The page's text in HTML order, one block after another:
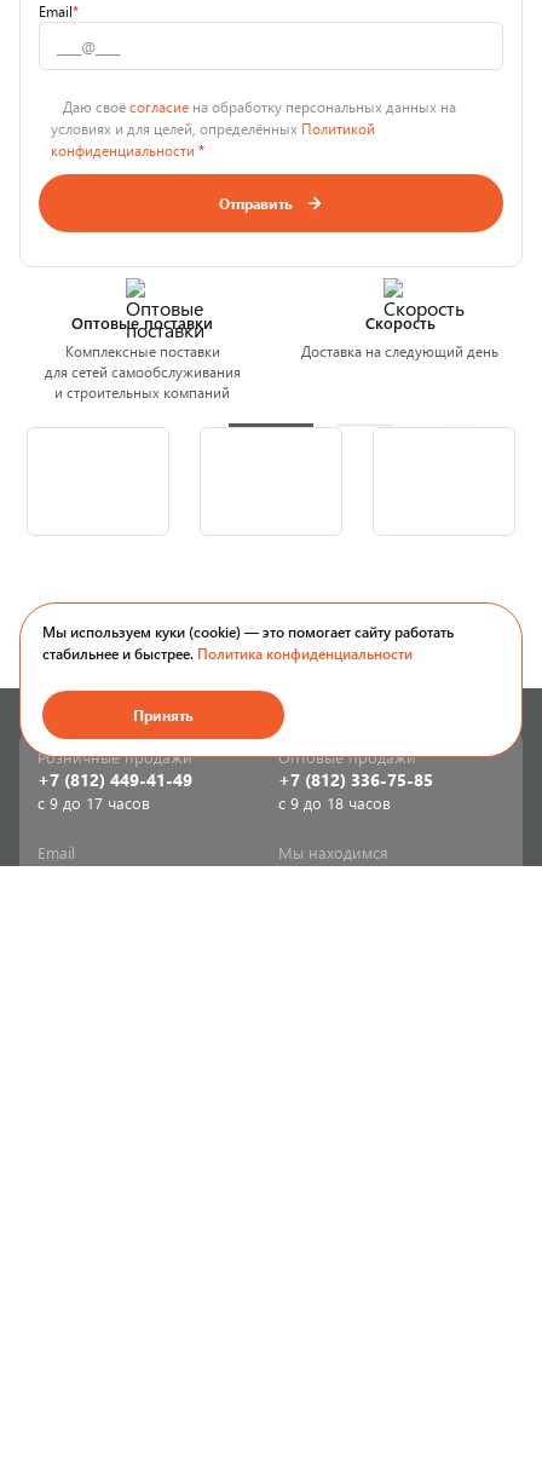
Email*
Даю своёсогласие на обработку персональных данных на
условиях и для целей, определённых Политикой
конфиденциальности *
Отправить
Оптовые поставки
Комплексные поставки
для сетей самообслуживания
и строительных компаний
Скорость
Доставка на следующий день
Мы используем куки (cookie) — это помогает сайту работать
стабильнее и быстрее. Политика конфиденциальности
Принять
Розничные продажи
+7 (812) 449-41-49
с 9 до 17 часов
Оптовые продажи
+7 (812) 336-75-85
с 9 до 18 часов
Email Мы находимся